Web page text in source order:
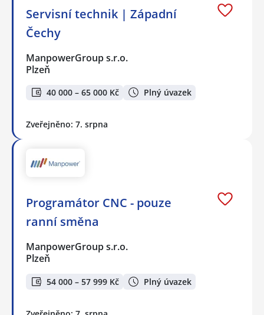
Servisní technik | Západní
Čechy
ManpowerGroup s.r.o.
Plzeň
40 000 – 65 000 Kč Plný úvazek
Zveřejněno: 7. srpna
Programátor CNC - pouze
ranní směna
ManpowerGroup s.r.o.
Plzeň
54 000 – 57 999 Kč Plný úvazek